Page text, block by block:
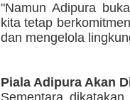
"Namun Adipura
kita tetap
dan mengelola
Piala Adipura Akan